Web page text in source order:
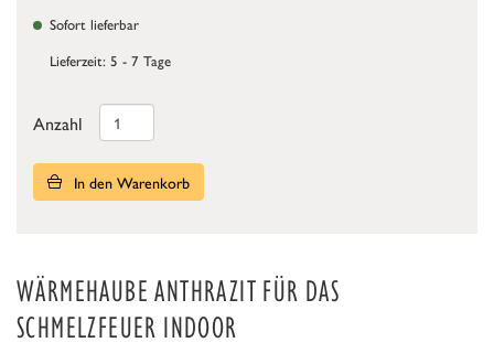
Sofort lieferbar
Lieferzeit: 5 - 7 Tage
Anzahl
In den Warenkorb
WÄRMEHAUBE ANTHRAZIT FÜR DAS
SCHMELZFEUER INDOOR